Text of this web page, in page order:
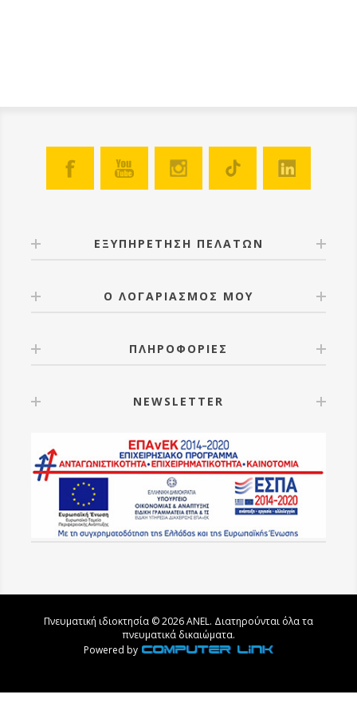
ΕΞΥΠΗΡΕΤΗΣΗ ΠΕΛΑΤΩΝ
Ο ΛΟΓΑΡΙΑΣΜΟΣ ΜΟΥ
ΠΛΗΡΟΦΟΡΙΕΣ
NEWSLETTER
Πνευματική ιδιοκτησία © 2026 ANEL. Διατηρούνται όλα τα
πνευματικά δικαιώματα.
Powered by